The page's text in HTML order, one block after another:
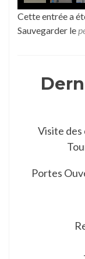
Cette entrée a
Sauvegarder le
Visite
Portes